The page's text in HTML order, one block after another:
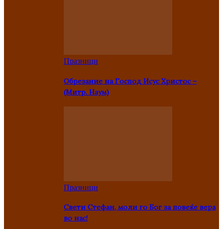
Празници
Oбрезание на Господ Исус Христос –
(Митр. Наум)
Празници
Свети Стефан, моли го Бог за повеќе вера
во нас!